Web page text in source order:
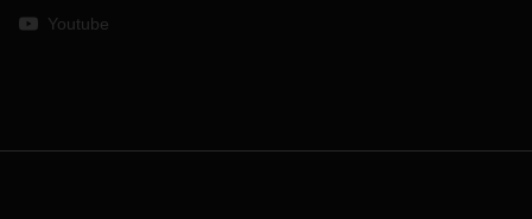
Youtube